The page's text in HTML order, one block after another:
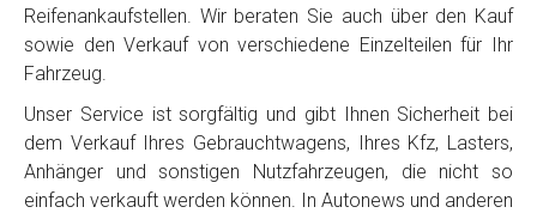
Reifenankaufstellen. Wir beraten Sie auch über den Kauf
sowie den Verkauf von verschiedene Einzelteilen für Ihr
Fahrzeug.
Unser Service ist sorgfältig und gibt Ihnen Sicherheit bei
dem Verkauf Ihres Gebrauchtwagens, Ihres Kfz, Lasters,
Anhänger und sonstigen Nutzfahrzeugen, die nicht so
einfach verkauft werden können. In Autonews und anderen